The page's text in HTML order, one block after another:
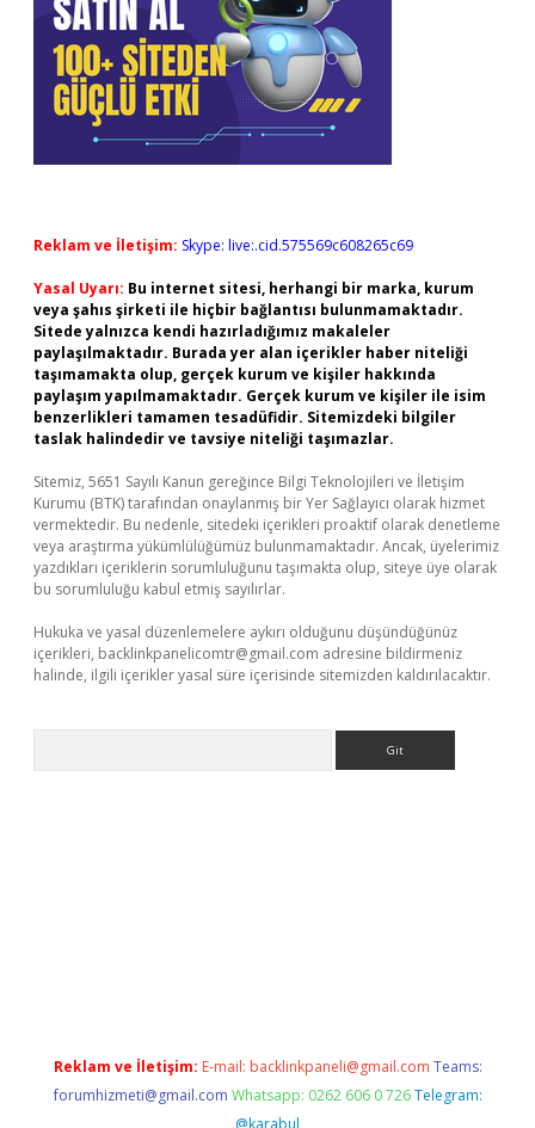
Reklam ve İletişim: Skype: live:.cid.575569c608265c69
Yasal Uyarı: Bu internet sitesi, herhangi bir marka, kurum
veya şahıs şirketi ile hiçbir bağlantısı bulunmamaktadır.
Sitede yalnızca kendi hazırladığımız makaleler
paylaşılmaktadır. Burada yer alan içerikler haber niteliği
taşımamakta olup, gerçek kurum ve kişiler hakkında
paylaşım yapılmamaktadır. Gerçek kurum ve kişiler ile isim
benzerlikleri tamamen tesadüfidir. Sitemizdeki bilgiler
taslak halindedir ve tavsiye niteliği taşımazlar.
Sitemiz, 5651 Sayılı Kanun gereğince Bilgi Teknolojileri ve İletişim
Kurumu (BTK) tarafından onaylanmış bir Yer Sağlayıcı olarak hizmet
vermektedir. Bu nedenle, sitedeki içerikleri proaktif olarak denetleme
veya araştırma yükümlülüğümüz bulunmamaktadır. Ancak, üyelerimiz
yazdıkları içeriklerin sorumluluğunu taşımakta olup, siteye üye olarak
bu sorumluluğu kabul etmiş sayılırlar.
Hukuka ve yasal düzenlemelere aykırı olduğunu düşündüğünüz
içerikleri, backlinkpanelicomtr@gmail.com adresine bildirmeniz
halinde, ilgili içerikler yasal süre içerisinde sitemizden kaldırılacaktır.
Reklam ve İletişim: E-mail: backlinkpaneli@gmail.com Teams:
forumhizmeti@gmail.com Whatsapp: 0262 606 0 726 Telegram:
@karabul